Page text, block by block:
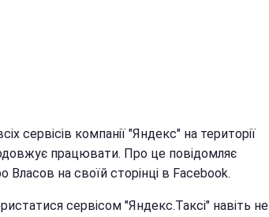
сервісів компанії "Яндекс" на території
працювати. Про це повідомляє
на своїй сторінці в Facebook.
сервісом "Яндекс.Таксі" навіть не